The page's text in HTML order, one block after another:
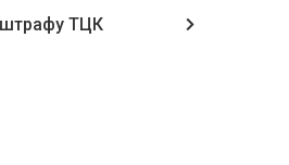
ТЦК